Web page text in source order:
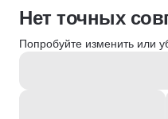
Нет точных
Попробуйте изменить или